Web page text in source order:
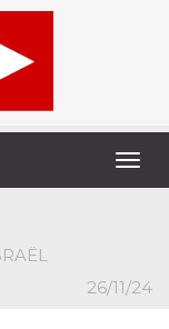
26/11/24